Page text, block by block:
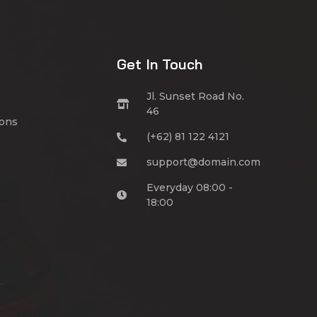
Get In Touch
Jl. Sunset Road No.
46
(+62) 81 122 4121
support@domain.com
Everyday 08:00 -
18:00